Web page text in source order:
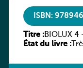
ISBN:
Titre :BIOLUX 4
État du livre :